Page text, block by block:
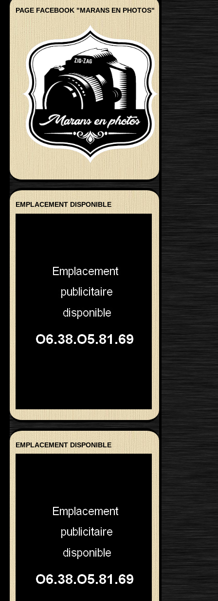
PAGE FACEBOOK "MARANS EN PHOTOS"
EMPLACEMENT DISPONIBLE
EMPLACEMENT DISPONIBLE